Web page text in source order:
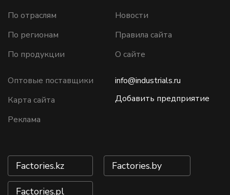
По отраслям
По регионам
По продукции
Новости
Правила сайта
О сайте
Оптовые поставщики
Карта сайта
Реклама
info@industrials.ru
Добавить предприятие
Factories.kz Factories.by
Factories.pl